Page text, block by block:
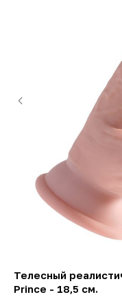
Телесный
Prince - 18,5 см.